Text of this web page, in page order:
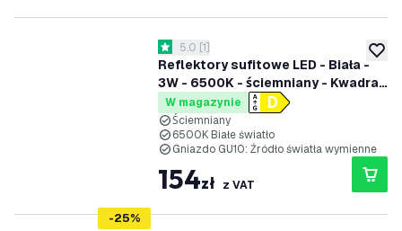
Reflektory sufitowe LED - Biała -
3W - 6500K - ściemniany - Kwadrat
- Uchylna
otwórz panel recenzji
5 Gwiazdki oceny
5.0 [1]
W magazynie
Ściemniany
6500K Białe światło
Gniazdo GU10: Źródło światła wymienne
154zł z VAT
-25%